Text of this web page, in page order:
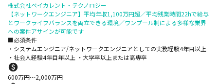
株式会社ベイカレント・テクノロジー
【ネットワークエンジニア】平均年収1,100万円超／平均残業時間22hで給与
とワークライフバランスを両立できる環境／ワンプール制による多様な業界
への案件アサインが可能です
■必須条件
・システムエンジニア/ネットワークエンジニアとしての実務経験4年目以上
・社会人経験4年目年以上 ・大学卒以上または高専卒
600万円〜2,000万円